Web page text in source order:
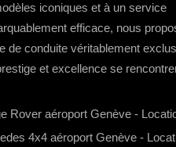
iconiques et à un service
efficace, nous
de conduite véritablement
et excellence se
Rover aéroport Genève -
4x4 aéroport Genève -